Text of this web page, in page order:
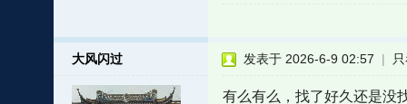
大风闪过 发表于 2026-6-9 02:57 |
有么有么，找了好久还是没